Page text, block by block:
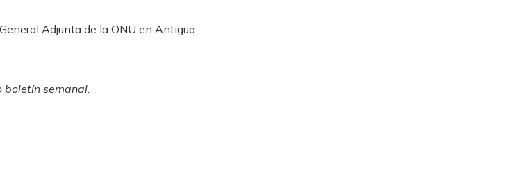
Adjunta de la ONU en Antigua
boletín semanal